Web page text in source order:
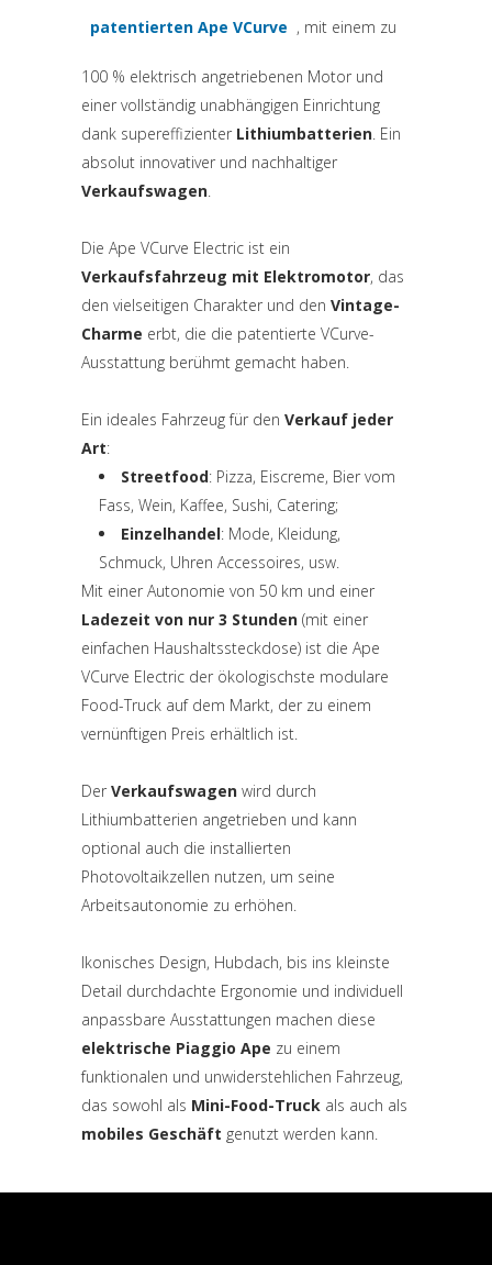
patentierten Ape VCurve
(si apre in una nuova scheda)
, mit einem zu
100 % elektrisch angetriebenen Motor und
einer vollständig unabhängigen Einrichtung
dank supereffizienter Lithiumbatterien. Ein
absolut innovativer und nachhaltiger
Verkaufswagen.
Die Ape VCurve Electric ist ein
Verkaufsfahrzeug mit Elektromotor, das
den vielseitigen Charakter und den Vintage-
Charme erbt, die die patentierte VCurve-
Ausstattung berühmt gemacht haben.
Ein ideales Fahrzeug für den Verkauf jeder
Art:
Streetfood: Pizza, Eiscreme, Bier vom
Fass, Wein, Kaffee, Sushi, Catering;
Einzelhandel: Mode, Kleidung,
Schmuck, Uhren Accessoires, usw.
Mit einer Autonomie von 50 km und einer
Ladezeit von nur 3 Stunden (mit einer
einfachen Haushaltssteckdose) ist die Ape
VCurve Electric der ökologischste modulare
Food-Truck auf dem Markt, der zu einem
vernünftigen Preis erhältlich ist.
Der Verkaufswagen wird durch
Lithiumbatterien angetrieben und kann
optional auch die installierten
Photovoltaikzellen nutzen, um seine
Arbeitsautonomie zu erhöhen.
Ikonisches Design, Hubdach, bis ins kleinste
Detail durchdachte Ergonomie und individuell
anpassbare Ausstattungen machen diese
elektrische Piaggio Ape zu einem
funktionalen und unwiderstehlichen Fahrzeug,
das sowohl als Mini-Food-Truck als auch als
mobiles Geschäft genutzt werden kann.